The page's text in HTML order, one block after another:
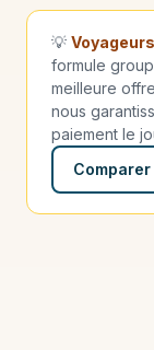
💡
formule
meilleure
nous
paiement le